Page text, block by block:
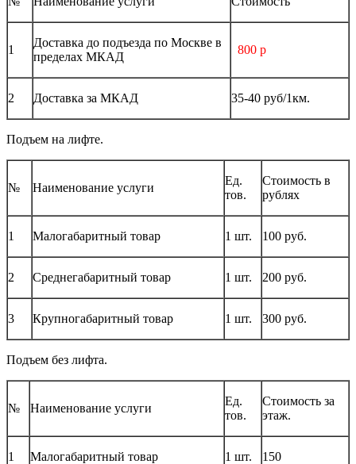
1
Доставка до подъезда по Москве в
пределах МКАД
800 р
2 Доставка за МКАД 35-40 руб/1км.
Подъем на лифте.
№ Наименование услуги
Ед.
тов.
Стоимость в
рублях
1 Малогабаритный товар 1 шт. 100 руб.
2 Среднегабаритный товар 1 шт. 200 руб.
3 Крупногабаритный товар 1 шт. 300 руб.
Подъем без лифта.
№ Наименование услуги
Ед.
тов.
Стоимость за
этаж.
1 Малогабаритный товар 1 шт. 150